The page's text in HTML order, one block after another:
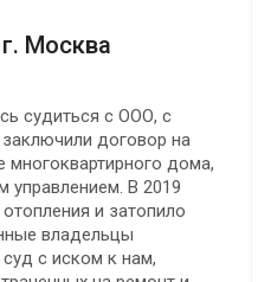
Москва
судиться с ООО, с
договор на
многоквартирного дома,
управлением. В 2019
и затопило
владельцы
с иском к нам,